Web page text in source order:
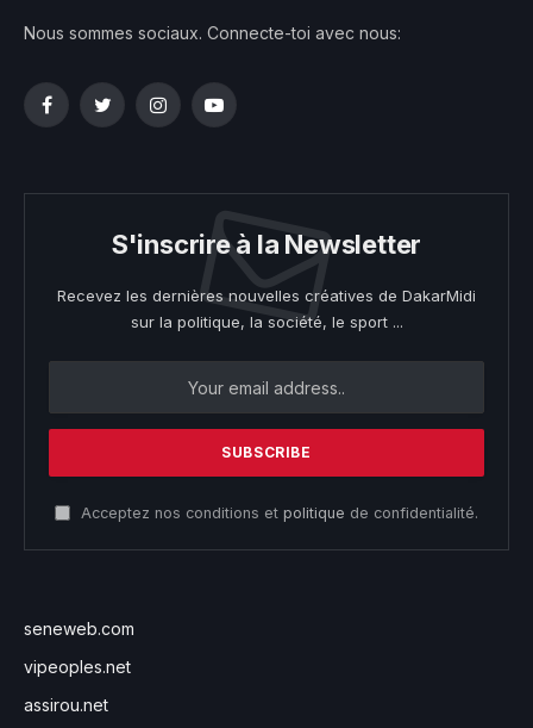
Nous sommes sociaux. Connecte-toi avec nous:
FacebookTwitterInstagramYouTube
S'inscrire à la Newsletter
Recevez les dernières nouvelles créatives de DakarMidi
sur la politique, la société, le sport ...
Acceptez nos conditions et politique de confidentialité.
seneweb.com
vipeoples.net
assirou.net